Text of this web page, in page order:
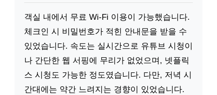
객실 내에서 무료 Wi-Fi 이용이 가능했습니다.
체크인 시 비밀번호가 적힌 안내문을 받을 수
있었습니다. 속도는 실시간으로 유튜브 시청이
나 간단한 웹 서핑에 무리가 없었으며, 넷플릭
스 시청도 가능한 정도였습니다. 다만, 저녁 시
간대에는 약간 느려지는 경향이 있었습니다.